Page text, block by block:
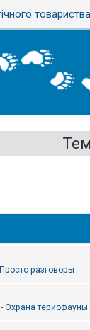
товариства
Просто разговоры
Охрана териофауны